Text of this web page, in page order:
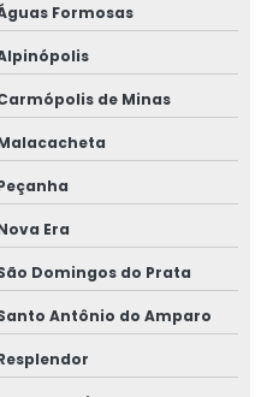
com os requisitos do
com foco no BRCGS
alimentarius
de fornecedor
programa 5s
Formosas
de Minas
Era
Domingos do Prata
Antônio do Amparo